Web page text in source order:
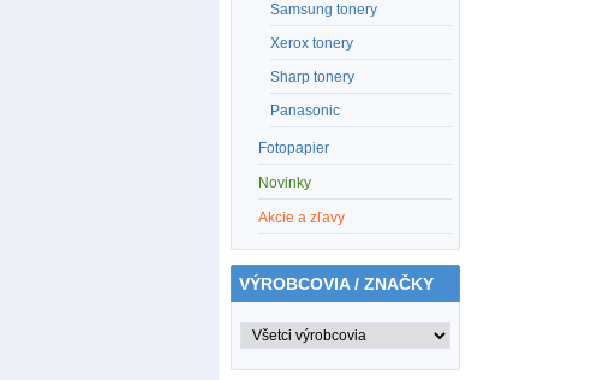
Samsung tonery
Xerox tonery
Sharp tonery
Panasonic
Fotopapier
Novinky
Akcie a zľavy
VÝROBCOVIA / ZNAČKY